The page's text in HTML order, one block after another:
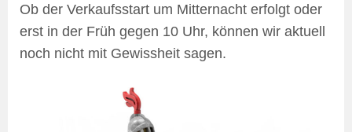
Ob der Verkaufsstart um Mitternacht erfolgt oder
erst in der Früh gegen 10 Uhr, können wir aktuell
noch nicht mit Gewissheit sagen.